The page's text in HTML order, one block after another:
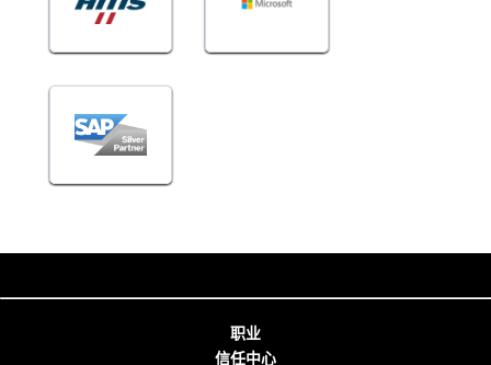
职业
信任中心